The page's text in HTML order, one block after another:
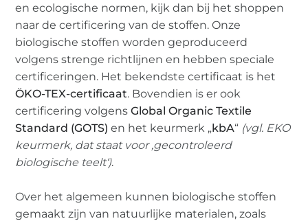
en ecologische normen, kijk dan bij het shoppen
naar de certificering van de stoffen. Onze
biologische stoffen worden geproduceerd
volgens strenge richtlijnen en hebben speciale
certificeringen. Het bekendste certificaat is het
ÖKO-TEX-certificaat. Bovendien is er ook
certificering volgensGlobal Organic Textile
Standard (GOTS) en het keurmerk „kbA“ (vgl. EKO
keurmerk, dat staat voor ‚gecontroleerd
biologische teelt‘).
Over het algemeen kunnen biologische stoffen
gemaakt zijn van natuurlijke materialen, zoals